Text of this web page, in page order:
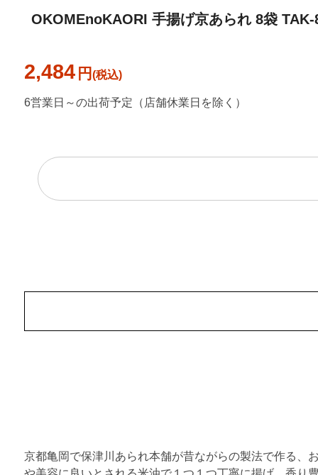
OKOMEnoKAORI 手揚げ京あられ 8袋
2,484 円
6営業日～の出荷予定（店舗休業日を除く）
京都亀岡で保津川あられ本舗が昔ながらの製法で作る、